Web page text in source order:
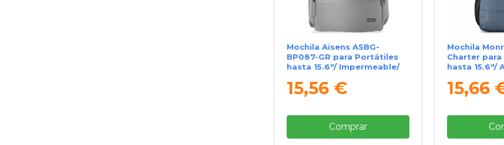
Mochila Aisens ASBG-
BP087-GR para Portátiles
hasta 15.6"/ Impermeable/
15,56 €
Comprar
Mochila
Charter
hasta 15.6"/
15,66